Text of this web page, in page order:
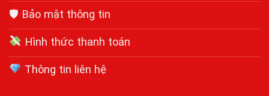
🛡 Bảo mật thông tin
Hình thức thanh toán
Thông tin liên hệ